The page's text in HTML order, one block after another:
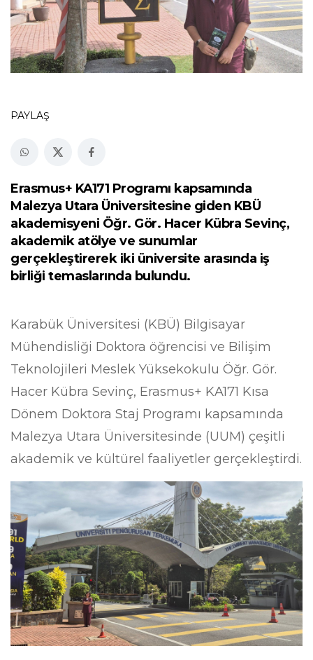
PAYLAŞ
Erasmus+ KA171 Programı kapsamında
Malezya Utara Üniversitesine giden KBÜ
akademisyeni Öğr. Gör. Hacer Kübra Sevinç,
akademik atölye ve sunumlar
gerçekleştirerek iki üniversite arasında iş
birliği temaslarında bulundu.
Karabük Üniversitesi (KBÜ) Bilgisayar
Mühendisliği Doktora öğrencisi ve Bilişim
Teknolojileri Meslek Yüksekokulu Öğr. Gör.
Hacer Kübra Sevinç, Erasmus+ KA171 Kısa
Dönem Doktora Staj Programı kapsamında
Malezya Utara Üniversitesinde (UUM) çeşitli
akademik ve kültürel faaliyetler gerçekleştirdi.